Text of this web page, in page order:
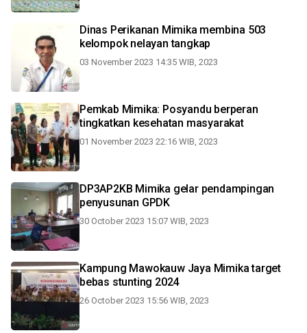
Dinas Perikanan Mimika membina 503
kelompok nelayan tangkap
03 November 2023 14:35 WIB, 2023
Pemkab Mimika: Posyandu berperan
tingkatkan kesehatan masyarakat
01 November 2023 22:16 WIB, 2023
DP3AP2KB Mimika gelar pendampingan
penyusunan GPDK
30 October 2023 15:07 WIB, 2023
Kampung Mawokauw Jaya Mimika target
bebas stunting 2024
26 October 2023 15:56 WIB, 2023